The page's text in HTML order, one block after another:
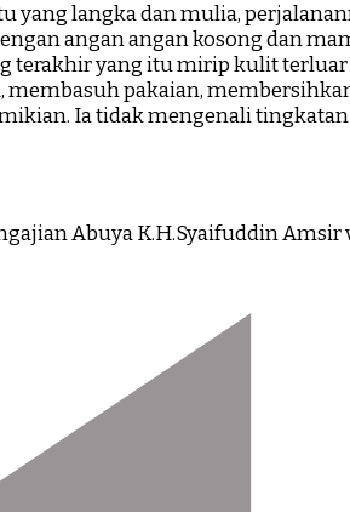
yang langka dan mulia,
angan angan kosong dan
yang itu mirip kulit
pakaian,
Ia tidak mengenali
Abuya K.H.Syaifuddin